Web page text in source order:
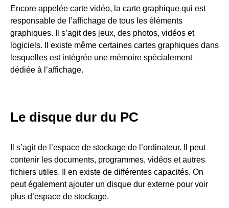
Encore appelée carte vidéo, la carte graphique qui est
responsable de l’affichage de tous les éléments
graphiques. Il s’agit des jeux, des photos, vidéos et
logiciels. Il existe même certaines cartes graphiques dans
lesquelles est intégrée une mémoire spécialement
dédiée à l’affichage.
Le disque dur du PC
Il s’agit de l’espace de stockage de l’ordinateur. Il peut
contenir les documents, programmes, vidéos et autres
fichiers utiles. Il en existe de différentes capacités. On
peut également ajouter un disque dur externe pour voir
plus d’espace de stockage.